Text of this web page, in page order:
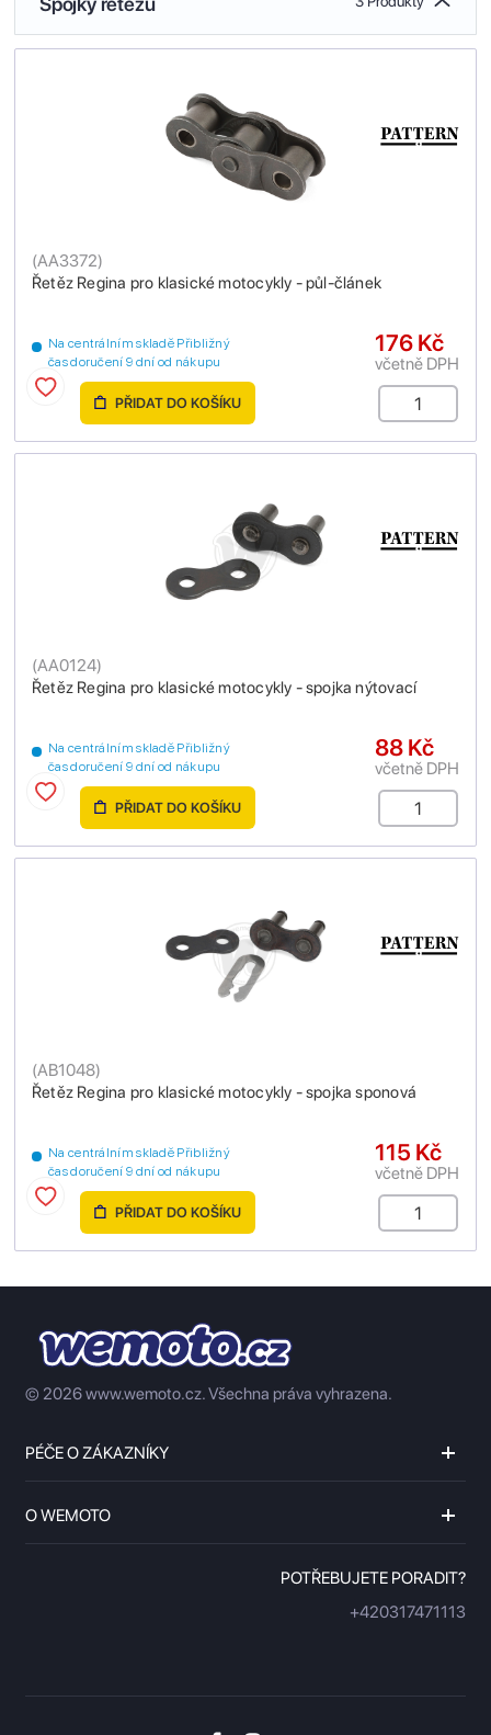
Řetěz Regina pro klasické motocykly - půl-článek
(AA3372)
Na centrálním skladě Přibližný
čas doručení 9 dní od nákupu
176 Kč
včetně DPH
PŘIDAT DO KOŠÍKU
Řetěz Regina pro klasické motocykly - spojka nýtovací
(AA0124)
Na centrálním skladě Přibližný
čas doručení 9 dní od nákupu
88 Kč
včetně DPH
PŘIDAT DO KOŠÍKU
Řetěz Regina pro klasické motocykly - spojka sponová
(AB1048)
Na centrálním skladě Přibližný
čas doručení 9 dní od nákupu
115 Kč
včetně DPH
PŘIDAT DO KOŠÍKU
© 2026 www.wemoto.cz.Všechna práva vyhrazena.
PÉČE O ZÁKAZNÍKY
O WEMOTO
POTŘEBUJETE PORADIT?
+420317471113